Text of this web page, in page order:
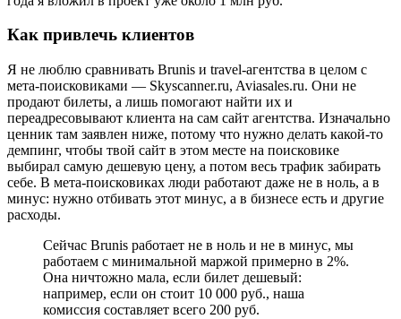
Как привлечь клиентов
Я не люблю сравнивать Brunis и travel-агентства в целом с
мета-поисковиками — Skyscanner.ru, Aviasales.ru. Они не
продают билеты, а лишь помогают найти их и
переадресовывают клиента на сам сайт агентства. Изначально
ценник там заявлен ниже, потому что нужно делать какой-то
демпинг, чтобы твой сайт в этом месте на поисковике
выбирал самую дешевую цену, а потом весь трафик забирать
себе. В мета-поисковиках люди работают даже не в ноль, а в
минус: нужно отбивать этот минус, а в бизнесе есть и другие
расходы.
Сейчас Brunis работает не в ноль и не в минус, мы
работаем с минимальной маржой примерно в 2%.
Она ничтожно мала, если билет дешевый:
например, если он стоит 10 000 руб., наша
комиссия составляет всего 200 руб.